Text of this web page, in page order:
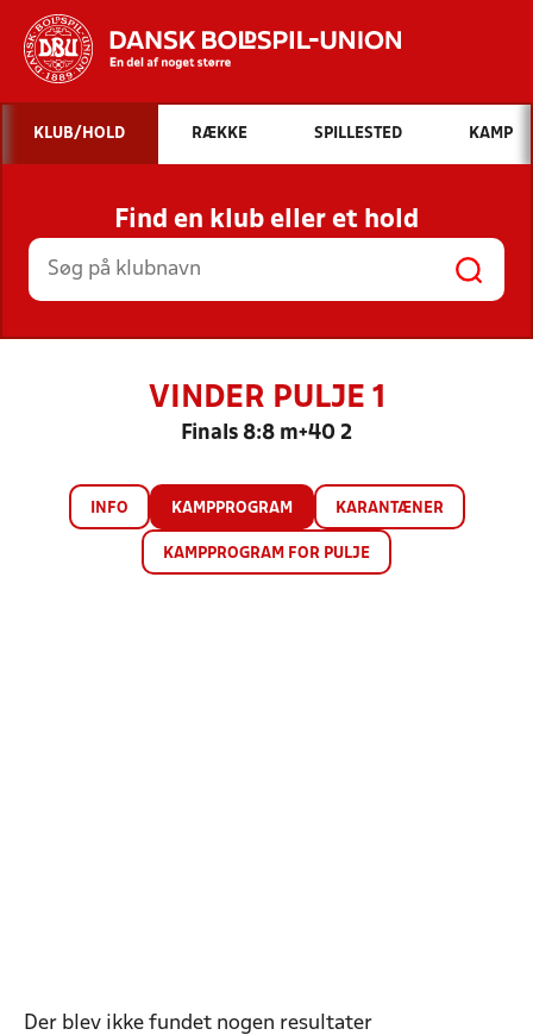
Hvad vil du søge efter?
INDHOLD OG NYHEDER
STILLINGER, RESULTATER, KLUBBER OG
HOLD
KLUB/HOLD RÆKKE SPILLESTED KAMP
Find en klub eller et hold
VINDER PULJE 1
Finals 8:8 m+40 2
INFO KAMPPROGRAM KARANTÆNER
KAMPPROGRAM FOR PULJE
Der blev ikke fundet nogen resultater